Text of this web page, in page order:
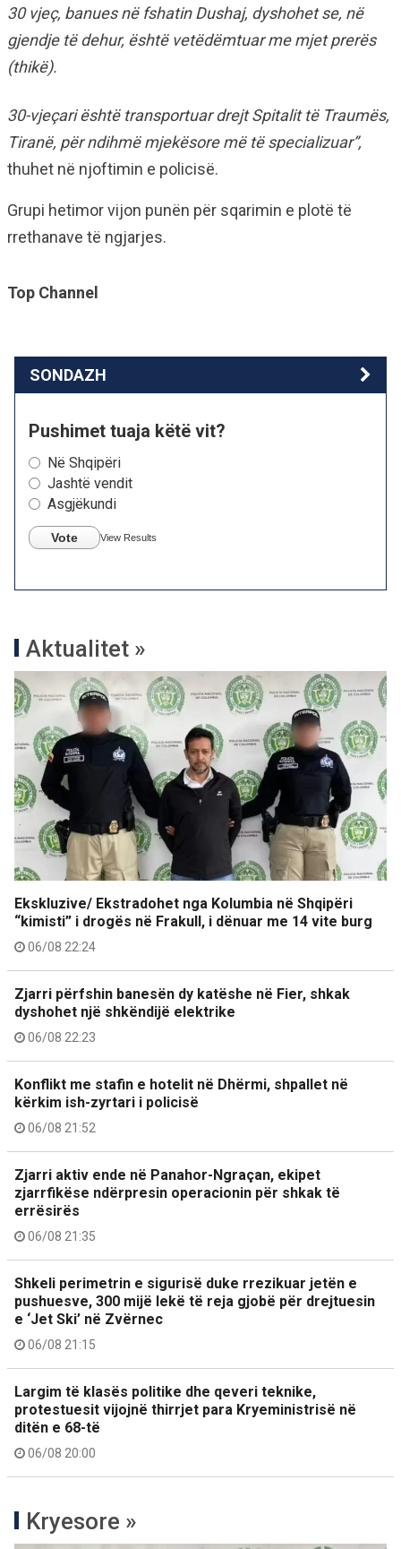
30 vjeç, banues në fshatin Dushaj, dyshohet se, në
gjendje të dehur, është vetëdëmtuar me mjet prerës
(thikë).
30-vjeçari është transportuar drejt Spitalit të Traumës,
Tiranë, për ndihmë mjekësore më të specializuar”,
thuhet në njoftimin e policisë.
Grupi hetimor vijon punën për sqarimin e plotë të
rrethanave të ngjarjes.
Top Channel
SONDAZH
Pushimet tuaja këtë vit?
Në Shqipëri
Jashtë vendit
Asgjëkundi
Vote View Results
Aktualitet »
Ekskluzive/ Ekstradohet nga Kolumbia në Shqipëri
“kimisti” i drogës në Frakull, i dënuar me 14 vite burg
06/08 22:24
Zjarri përfshin banesën dy katëshe në Fier, shkak
dyshohet një shkëndijë elektrike
06/08 22:23
Konflikt me stafin e hotelit në Dhërmi, shpallet në
kërkim ish-zyrtari i policisë
06/08 21:52
Zjarri aktiv ende në Panahor-Ngraçan, ekipet
zjarrfikëse ndërpresin operacionin për shkak të
errësirës
06/08 21:35
Shkeli perimetrin e sigurisë duke rrezikuar jetën e
pushuesve, 300 mijë lekë të reja gjobë për drejtuesin
e ‘Jet Ski’ në Zvërnec
06/08 21:15
Largim të klasës politike dhe qeveri teknike,
protestuesit vijojnë thirrjet para Kryeministrisë në
ditën e 68-të
06/08 20:00
Kryesore »